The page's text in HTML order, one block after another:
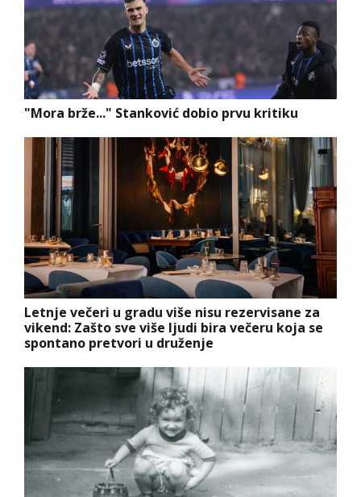
"Mora brže..." Stanković dobio prvu kritiku
Letnje večeri u gradu više nisu rezervisane za
vikend: Zašto sve više ljudi bira večeru koja se
spontano pretvori u druženje